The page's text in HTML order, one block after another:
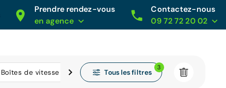
Prendre rendez-vous
en agence
Contactez-nous
09 72 72 20 02
Boîtes de vitesse KilométrageTous les filtres
3